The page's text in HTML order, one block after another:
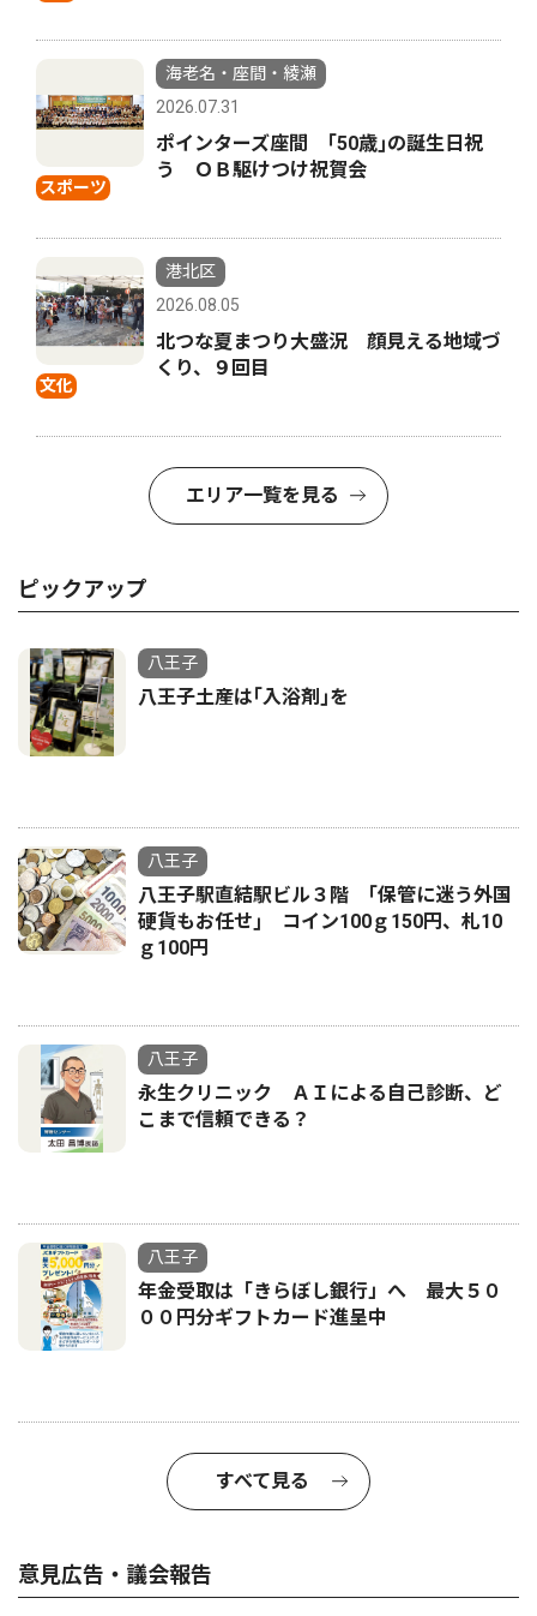
スポーツ
海老名・座間・綾瀬
2026.07.31
ポインターズ座間 ｢50歳｣の誕生日祝
う ＯＢ駆けつけ祝賀会
文化
港北区
2026.08.05
北つな夏まつり大盛況 顔見える地域づ
くり、９回目
エリア一覧を見る
ピックアップ
八王子
八王子土産は｢入浴剤｣を
八王子
八王子駅直結駅ビル３階 ｢保管に迷う外国
硬貨もお任せ｣ コイン100ｇ150円、札10
ｇ100円
八王子
永生クリニック ＡＩによる自己診断、ど
こまで信頼できる？
八王子
年金受取は「きらぼし銀行」へ 最大５０
００円分ギフトカード進呈中
すべて見る
意見広告・議会報告